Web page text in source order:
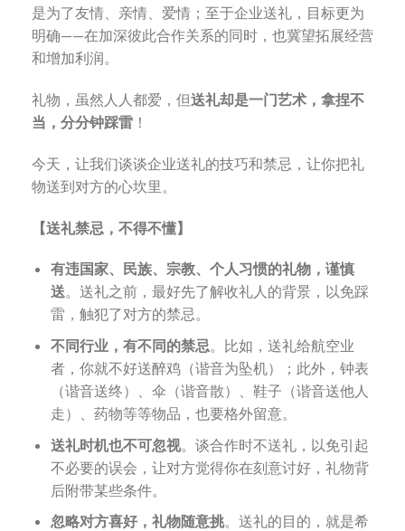
是为了友情、亲情、爱情；至于企业送礼，目标更为
明确——在加深彼此合作关系的同时，也冀望拓展经营
和增加利润。
礼物，虽然人人都爱，但送礼却是一门艺术，拿捏不
当，分分钟踩雷 ！
今天，让我们谈谈企业送礼的技巧和禁忌，让你把礼
物送到对方的心坎里。
【送礼禁忌，不得不懂】
有违国家、民族、宗教、个人习惯的礼物，谨慎
送。送礼之前，最好先了解收礼人的背景，以免踩
雷，触犯了对方的禁忌。
不同行业，有不同的禁忌。比如，送礼给航空业
者，你就不好送醉鸡（谐音为坠机）；此外，钟表
（谐音送终）、伞（谐音散）、鞋子（谐音送他人
走）、药物等等物品，也要格外留意。
送礼时机也不可忽视。谈合作时不送礼，以免引起
不必要的误会，让对方觉得你在刻意讨好，礼物背
后附带某些条件。
忽略对方喜好，礼物随意挑。送礼的目的，就是希